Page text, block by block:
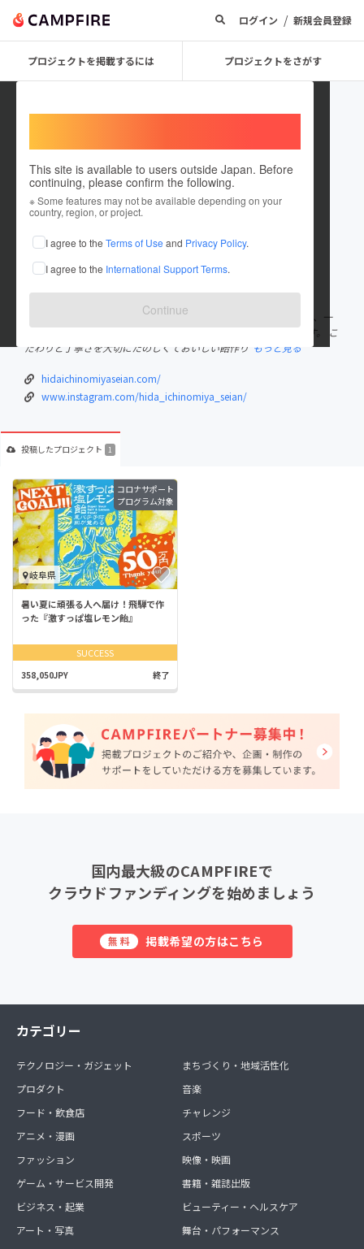
ログイン / 新規会員登録
プロジェクトを掲載するには プロジェクトをさがす
This site is available to users outside Japan. Before
continuing, please confirm the following.
※ Some features may not be available depending on your
country, region, or project.
I agree to the Terms of Use and Privacy Policy.
I agree to the International Support Terms.
Continue
hidaichinomiya_seian
これまでに1回支援して1件のプロジェクトを投稿しています
在住国：日本 現在地：岐阜県
出身国：日本 出身地：岐阜県
有限会社 飛騨いちのみや製飴は1986年に創業し、飛騨高山の外れ、一
之宮という小さな町にある、家族代々で繋いできた家業の飴屋です。 こ
だわりと丁寧さを大切にたのしくておいしい飴作り もっと見る
hidaichinomiyaseian.com/
www.instagram.com/hida_ichinomiya_seian/
投稿したプロジェクト 1
コロナサポート
プログラム対象
岐阜県
暑い夏に頑張る人へ届け！飛騨で作
った『激すっぱ塩レモン飴』
SUCCESS
358,050JPY 終了
国内最大級のCAMPFIREで
クラウドファンディングを始めましょう
無料 掲載希望の方はこちら
カテゴリー
テクノロジー・ガジェット
プロダクト
フード・飲食店
アニメ・漫画
ファッション
ゲーム・サービス開発
ビジネス・起業
アート・写真
まちづくり・地域活性化
音楽
チャレンジ
スポーツ
映像・映画
書籍・雑誌出版
ビューティー・ヘルスケア
舞台・パフォーマンス